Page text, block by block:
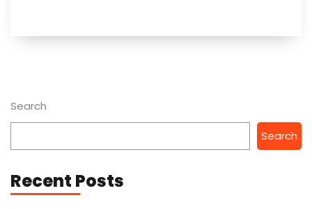
Search
Search
Recent Posts